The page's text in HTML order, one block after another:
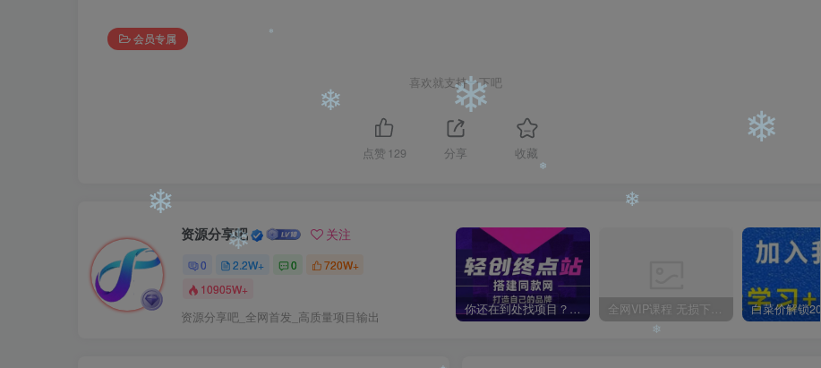
会员专属
喜欢就支持一下吧
点赞 129 分享 收藏
资源分享吧 关注
0 2.2W+ 0
720W+
10905W+
资源分享吧_全网首发_高质量项目输出 你还在到处找项目？还在当韭菜？我靠卖项目一个月收入5万+，曾经我也是个失败者。 全网VIP课程 无损下载~
❄ ❄
❄
❄
❄
❄